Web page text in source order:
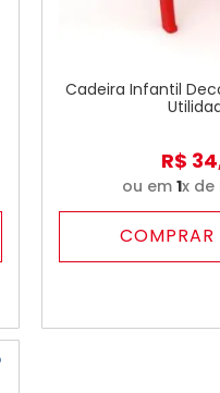
Cadeira Infantil
R$ 34
ou em1x de